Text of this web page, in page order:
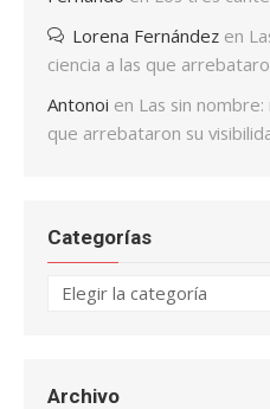
Lorena Fernández en
ciencia a las que
Antonoi en Las sin
que arrebataron su
Categorías
Categorías
Archivo